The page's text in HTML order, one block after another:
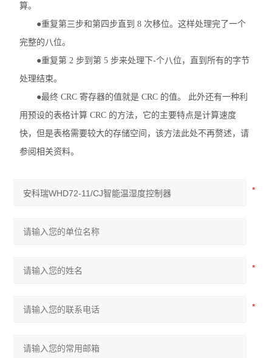
ARC功率因数自动补偿控制器
PZ系列可编程智能电测仪表
算。
●重复第三步和第四步直到 8 次移位。这样处理完了一个
完整的八位。
●重复第 2 步到第 5 步来处理下-个八位，直到所有的字节
处理结束。
●最终 CRC 寄存器的值就是 CRC 的值。 此外还有一种利
用预设的表格计算 CRC 的方法，它的主要特点是计算速度
快，但是表格需要较大的存储空间，该方法此处不再赘述，请
参阅相关资料。